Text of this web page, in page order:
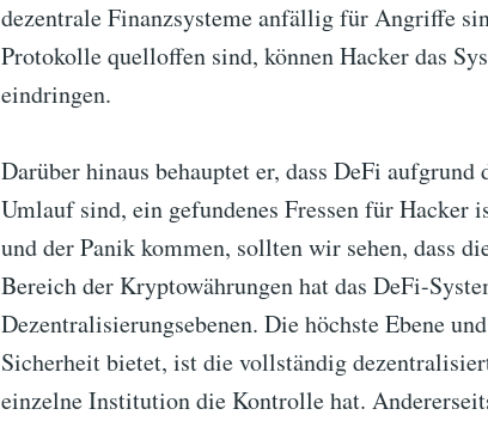
dezentrale Finanzsysteme anfällig für Angriffe
Protokolle quelloffen sind, können Hacker das
eindringen.
Darüber hinaus behauptet er, dass DeFi
Umlauf sind, ein gefundenes Fressen für Hacker
und der Panik kommen, sollten wir sehen, dass
Bereich der Kryptowährungen hat das DeFi-
Dezentralisierungsebenen. Die höchste Ebene
Sicherheit bietet, ist die vollständig
einzelne Institution die Kontrolle hat.